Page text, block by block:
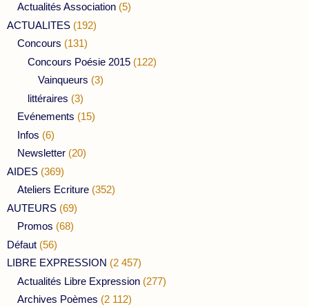
Actualités Association (5)
ACTUALITES (192)
Concours (131)
Concours Poésie 2015 (122)
Vainqueurs (3)
littéraires (3)
Evénements (15)
Infos (6)
Newsletter (20)
AIDES (369)
Ateliers Ecriture (352)
AUTEURS (69)
Promos (68)
Défaut (56)
LIBRE EXPRESSION (2 457)
Actualités Libre Expression (277)
Archives Poèmes (2 112)